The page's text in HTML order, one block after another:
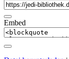
Embed